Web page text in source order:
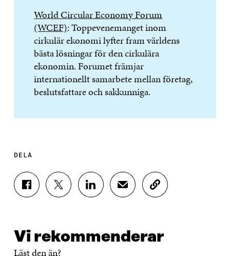
World Circular Economy Forum
(WCEF): Toppevenemanget inom
cirkulär ekonomi lyfter fram världens
bästa lösningar för den cirkulära
ekonomin. Forumet främjar
internationellt samarbete mellan företag,
beslutsfattare och sakkunniga.
DELA
D
E
Å
F
A
D
E
Å
T
W
D
E
Å
L
D
E
I
A
K
O
R
A
Vi rekommenderar
Läst den än?